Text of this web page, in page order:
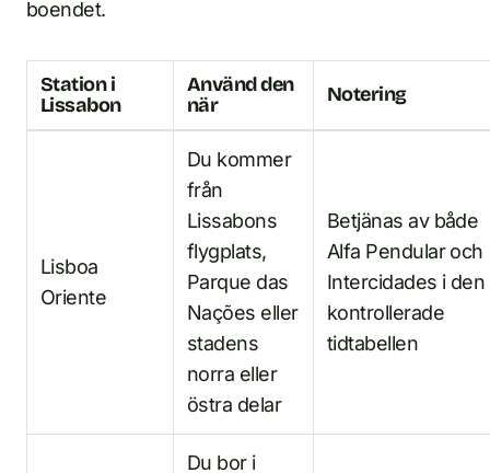
boendet.
Station i
Lissabon
Använd den
när
Notering
Lisboa
Oriente
Du kommer
från
Lissabons
flygplats,
Parque das
Nações eller
stadens
norra eller
östra delar
Betjänas av både
Alfa Pendular och
Intercidades i den
kontrollerade
tidtabellen
Du bor i